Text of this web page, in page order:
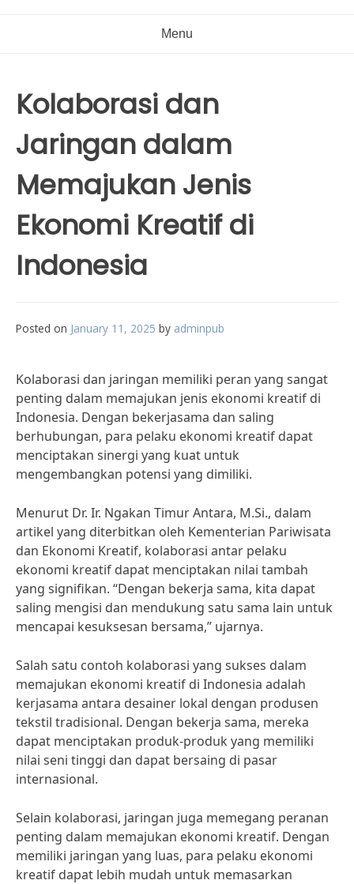
Menu
Kolaborasi dan
Jaringan dalam
Memajukan Jenis
Ekonomi Kreatif di
Indonesia
Posted on January 11, 2025 by adminpub
Kolaborasi dan jaringan memiliki peran yang sangat
penting dalam memajukan jenis ekonomi kreatif di
Indonesia. Dengan bekerjasama dan saling
berhubungan, para pelaku ekonomi kreatif dapat
menciptakan sinergi yang kuat untuk
mengembangkan potensi yang dimiliki.
Menurut Dr. Ir. Ngakan Timur Antara, M.Si., dalam
artikel yang diterbitkan oleh Kementerian Pariwisata
dan Ekonomi Kreatif, kolaborasi antar pelaku
ekonomi kreatif dapat menciptakan nilai tambah
yang signifikan. “Dengan bekerja sama, kita dapat
saling mengisi dan mendukung satu sama lain untuk
mencapai kesuksesan bersama,” ujarnya.
Salah satu contoh kolaborasi yang sukses dalam
memajukan ekonomi kreatif di Indonesia adalah
kerjasama antara desainer lokal dengan produsen
tekstil tradisional. Dengan bekerja sama, mereka
dapat menciptakan produk-produk yang memiliki
nilai seni tinggi dan dapat bersaing di pasar
internasional.
Selain kolaborasi, jaringan juga memegang peranan
penting dalam memajukan ekonomi kreatif. Dengan
memiliki jaringan yang luas, para pelaku ekonomi
kreatif dapat lebih mudah untuk memasarkan